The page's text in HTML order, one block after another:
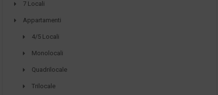
7 Locali
Appartamenti
4/5 Locali
Monolocali
Quadrilocale
Trilocale